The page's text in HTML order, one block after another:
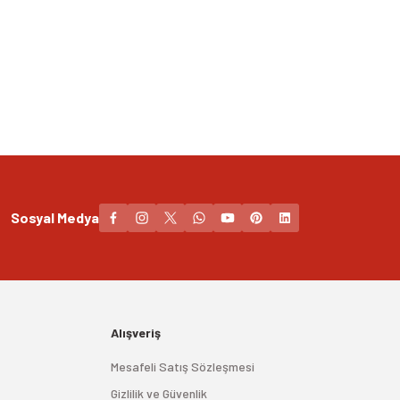
Sosyal Medya
Alışveriş
Mesafeli Satış Sözleşmesi
Gizlilik ve Güvenlik